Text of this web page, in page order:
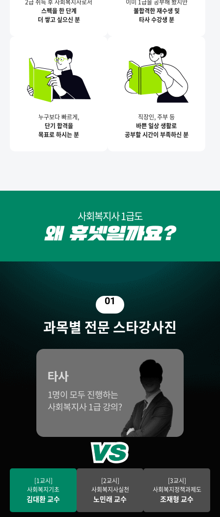
2급 취득 후 사회복지사로서
스펙을 한 단계
더 쌓고 싶으신 분
이미 1급을 공부해 봤지만
불합격한 재수생 및
타사 수강생 분
누구보다 빠르게,
단기 합격을
목표로 하시는 분
직장인, 주부 등
바쁜 일상 생활로
공부할 시간이 부족하신 분
사회복지사 1급도
01
과목별 전문 스타강사진
[1교시]
사회복지기초
김대환 교수
[2교시]
사회복지사실천
노민래 교수
[3교시]
사회복지정책과제도
조재형 교수